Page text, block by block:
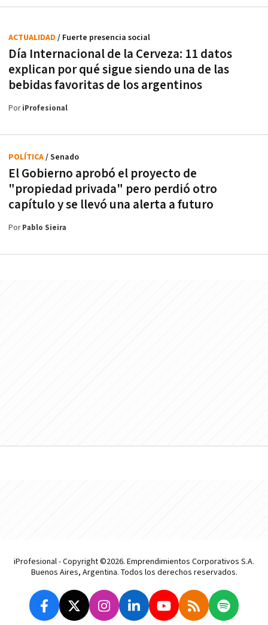
Día Internacional de la Cerveza: 11 datos
explican por qué sigue siendo una de las
bebidas favoritas de los argentinos
ACTUALIDAD / Fuerte presencia social
PoriProfesional
El Gobierno aprobó el proyecto de
"propiedad privada" pero perdió otro
capítulo y se llevó una alerta a futuro
POLÍTICA/ Senado
PorPablo Sieira
iProfesional - Copyright ©2026. Emprendimientos Corporativos S.A.
Buenos Aires, Argentina. Todos los derechos reservados.